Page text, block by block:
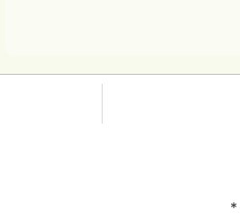
*